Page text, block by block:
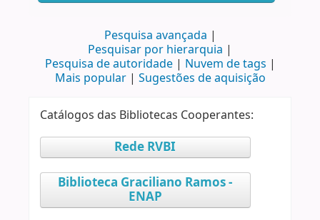
Pesquisa avançada
Pesquisar por hierarquia
Pesquisa de autoridade
Nuvem de tags
Mais popular
Sugestões de aquisição
Catálogos das Bibliotecas Cooperantes:
Rede RVBI
Biblioteca Graciliano Ramos -
ENAP